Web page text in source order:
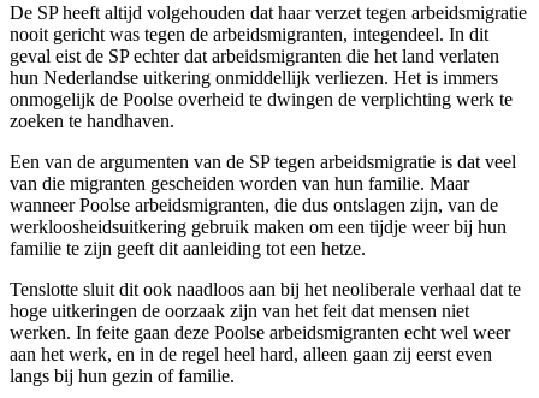
De SP heeft altijd volgehouden dat haar verzet tegen arbeidsmigratie
nooit gericht was tegen de arbeidsmigranten, integendeel. In dit
geval eist de SP echter dat arbeidsmigranten die het land verlaten
hun Nederlandse uitkering onmiddellijk verliezen. Het is immers
onmogelijk de Poolse overheid te dwingen de verplichting werk te
zoeken te handhaven.
Een van de argumenten van de SP tegen arbeidsmigratie is dat veel
van die migranten gescheiden worden van hun familie. Maar
wanneer Poolse arbeidsmigranten, die dus ontslagen zijn, van de
werkloosheidsuitkering gebruik maken om een tijdje weer bij hun
familie te zijn geeft dit aanleiding tot een hetze.
Tenslotte sluit dit ook naadloos aan bij het neoliberale verhaal dat te
hoge uitkeringen de oorzaak zijn van het feit dat mensen niet
werken. In feite gaan deze Poolse arbeidsmigranten echt wel weer
aan het werk, en in de regel heel hard, alleen gaan zij eerst even
langs bij hun gezin of familie.